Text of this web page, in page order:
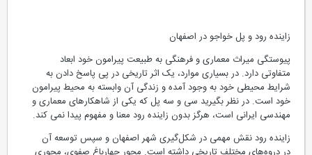
زاینده رود و پل خواجو در اصفهان
پیوستگی میراث معماری و فرهنگی به طبیعت پیرامون خود ابعاد
متفاوتی دارد. در بسیاری موارد، یک اثر تاریخی در پی پاسخ دادن به
شرایط محیطی خود به وجود آمده و زندگی آن وابسته به محيط پیرامون
خود است. در نظر بگیرید سی و سه پل که یکی از شاهکارهای معماری و
مهندسی ایرانی است، هرگز بدون زاینده رود معنا و مفهوم پیدا نمی کند.
زاینده رود نقش مهمی در شکل‌گیری شهر اصفهان و سپس توسعه آن